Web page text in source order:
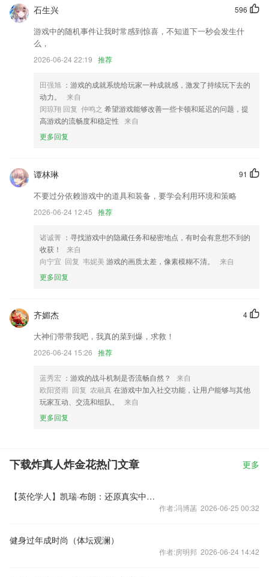
新增在路上视频分享，分享路上所见所闻。
优化部分功能，更多彩蛋等你发现
全新改版：加强安全性；
完善了地址库信息。
联系我们
以上就是下载炸真人炸金花的介绍，如果您喜欢这款软件，您可以到应用
商店进行打分评论，说出您的使用经历，以帮助我们更好的对产品进行优
化修改。
596
石生兴
游戏中的随机事件让我时常感到惊喜，不知道下一秒会发生什
么，
2026-06-24 22:19 推荐
田强旭 ：游戏的成就系统给玩家一种成就感，激发了持续玩下去的
动力。
来自
闵琼翔 回复 仲鸣之 希望游戏能够改善一些卡顿和延迟的问题，提
高游戏的流畅度和稳定性 来自
更多回复
91
谭林琳
不要过分依赖游戏中的道具和装备，要学会利用环境和策略
2026-06-24 12:45 推荐
诸诚菁 ：寻找游戏中的隐藏任务和秘密地点，有时会有意想不到的
收获！
来自
向宁宜 回复 韦妮美 游戏的画质太差，像素模糊不清。
来自
更多回复
4
齐媚杰
大神们带带我吧，我真的菜到爆，求救！
2026-06-24 15:26 推荐
蓝秀宏 ：游戏的战斗机制是否流畅自然？
来自
欧阳贤雨 回复 农融真 在游戏中加入社交功能，让用户能够与其他
玩家互动、交流和组队。
来自
更多回复
下载炸真人炸金花热门文章 更多
【英伦学人】凯瑞·布朗：还原真实中国百姓寻常生活
作者:冯博菡 2026-06-25 00:32
健身过年成时尚（体坛观澜）
作者:房明邦 2026-06-24 14:42